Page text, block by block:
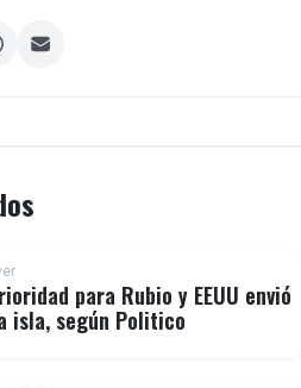
para Rubio y EEUU envió
isla, según Politico